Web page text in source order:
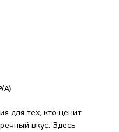
A)
для тех, кто ценит
вкус. Здесь